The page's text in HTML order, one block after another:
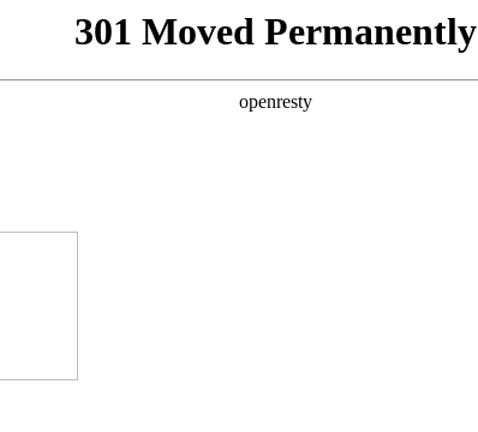
301 Moved Permanently
openresty